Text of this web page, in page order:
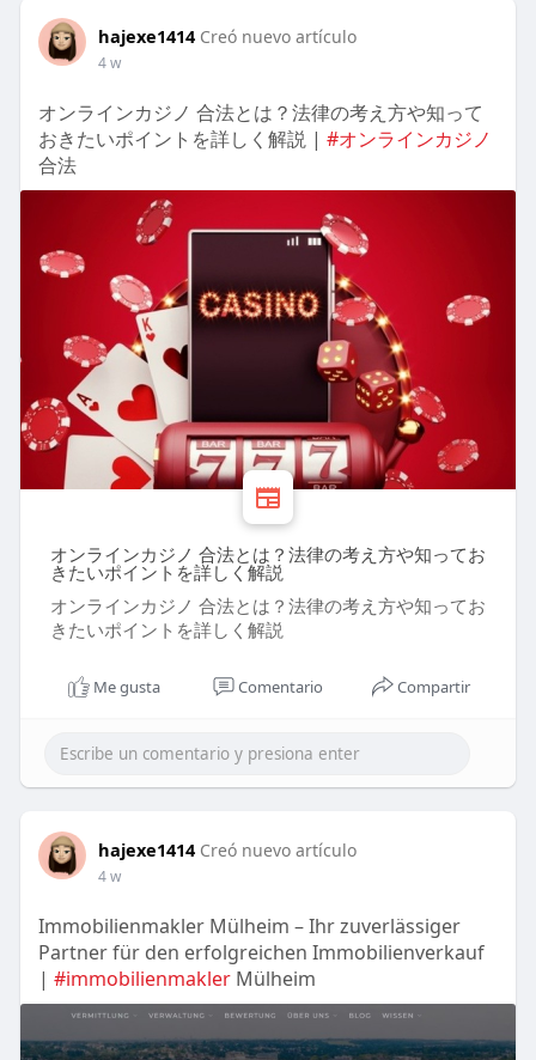
hajexe1414 Creó nuevo artículo
4 w
オンラインカジノ 合法とは？法律の考え方や知って
おきたいポイントを詳しく解説 | #オンラインカジノ
合法
オンラインカジノ 合法とは？法律の考え方や知ってお
きたいポイントを詳しく解説
オンラインカジノ 合法とは？法律の考え方や知ってお
きたいポイントを詳しく解説
Me gusta Comentario Compartir
hajexe1414 Creó nuevo artículo
4 w
Immobilienmakler Mülheim – Ihr zuverlässiger
Partner für den erfolgreichen Immobilienverkauf
| #immobilienmaklerMülheim